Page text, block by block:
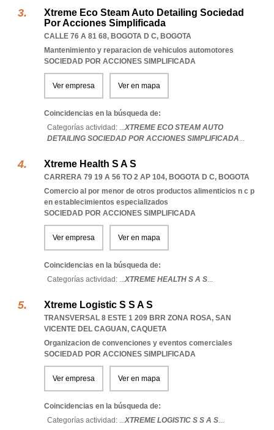
Xtreme Eco Steam Auto Detailing Sociedad
Por Acciones Simplificada
CALLE 76 A 81 68, BOGOTA D C, BOGOTA
Mantenimiento y reparacion de vehiculos automotores
SOCIEDAD POR ACCIONES SIMPLIFICADA
Ver empresa Ver en mapa
Coincidencias en la búsqueda de:
Categorías actividad: ...XTREME ECO STEAM AUTO
DETAILING SOCIEDAD POR ACCIONES SIMPLIFICADA...
Xtreme Health S A S
CARRERA 79 19 A 56 TO 2 AP 104, BOGOTA D C, BOGOTA
Comercio al por menor de otros productos alimenticios n c p
en establecimientos especializados
SOCIEDAD POR ACCIONES SIMPLIFICADA
Ver empresa Ver en mapa
Coincidencias en la búsqueda de:
Categorías actividad: ...XTREME HEALTH S A S...
Xtreme Logistic S S A S
TRANSVERSAL 8 ESTE 1 209 BRR ZONA ROSA, SAN
VICENTE DEL CAGUAN, CAQUETA
Organizacion de convenciones y eventos comerciales
SOCIEDAD POR ACCIONES SIMPLIFICADA
Ver empresa Ver en mapa
Coincidencias en la búsqueda de:
Categorías actividad: ...XTREME LOGISTIC S S A S...